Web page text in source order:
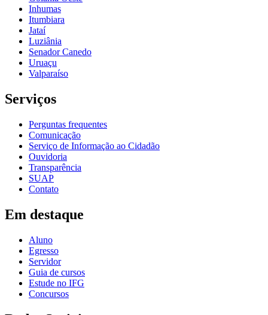
Inhumas
Itumbiara
Jataí
Luziânia
Senador Canedo
Uruaçu
Valparaíso
Serviços
Perguntas frequentes
Comunicação
Serviço de Informação ao Cidadão
Ouvidoria
Transparência
SUAP
Contato
Em destaque
Aluno
Egresso
Servidor
Guia de cursos
Estude no IFG
Concursos